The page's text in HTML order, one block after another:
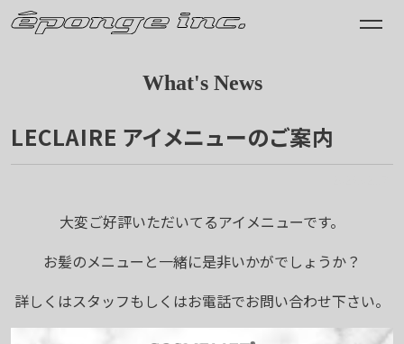
What's News
LECLAIRE アイメニューのご案内
大変ご好評いただいてるアイメニューです。
お髪のメニューと一緒に是非いかがでしょうか？
詳しくはスタッフもしくはお電話でお問い合わせ下さい。